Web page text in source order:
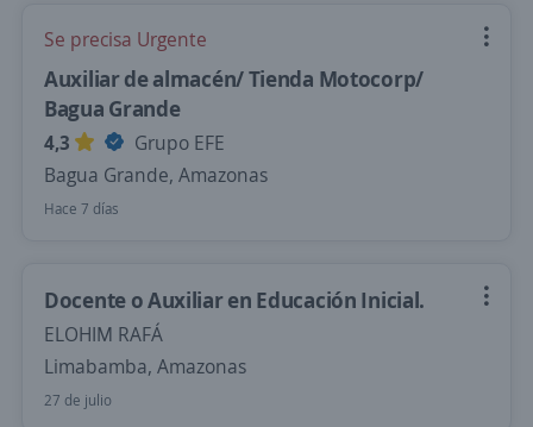
Se precisa Urgente
Auxiliar de almacén/ Tienda Motocorp/
Bagua Grande
4,3
Grupo EFE
Bagua Grande, Amazonas
Hace 7 días
Docente o Auxiliar en Educación Inicial.
ELOHIM RAFÁ
Limabamba, Amazonas
27 de julio